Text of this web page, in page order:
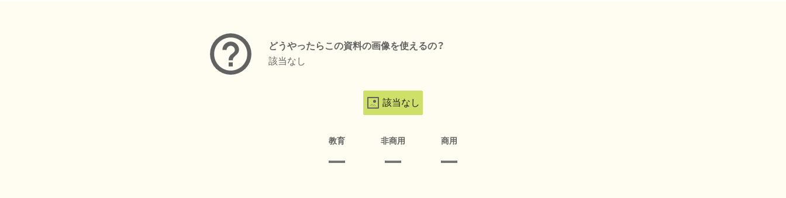
どうやったらこの資料の画像を使えるの？
該当なし
該当なし
教育 非商用 商用